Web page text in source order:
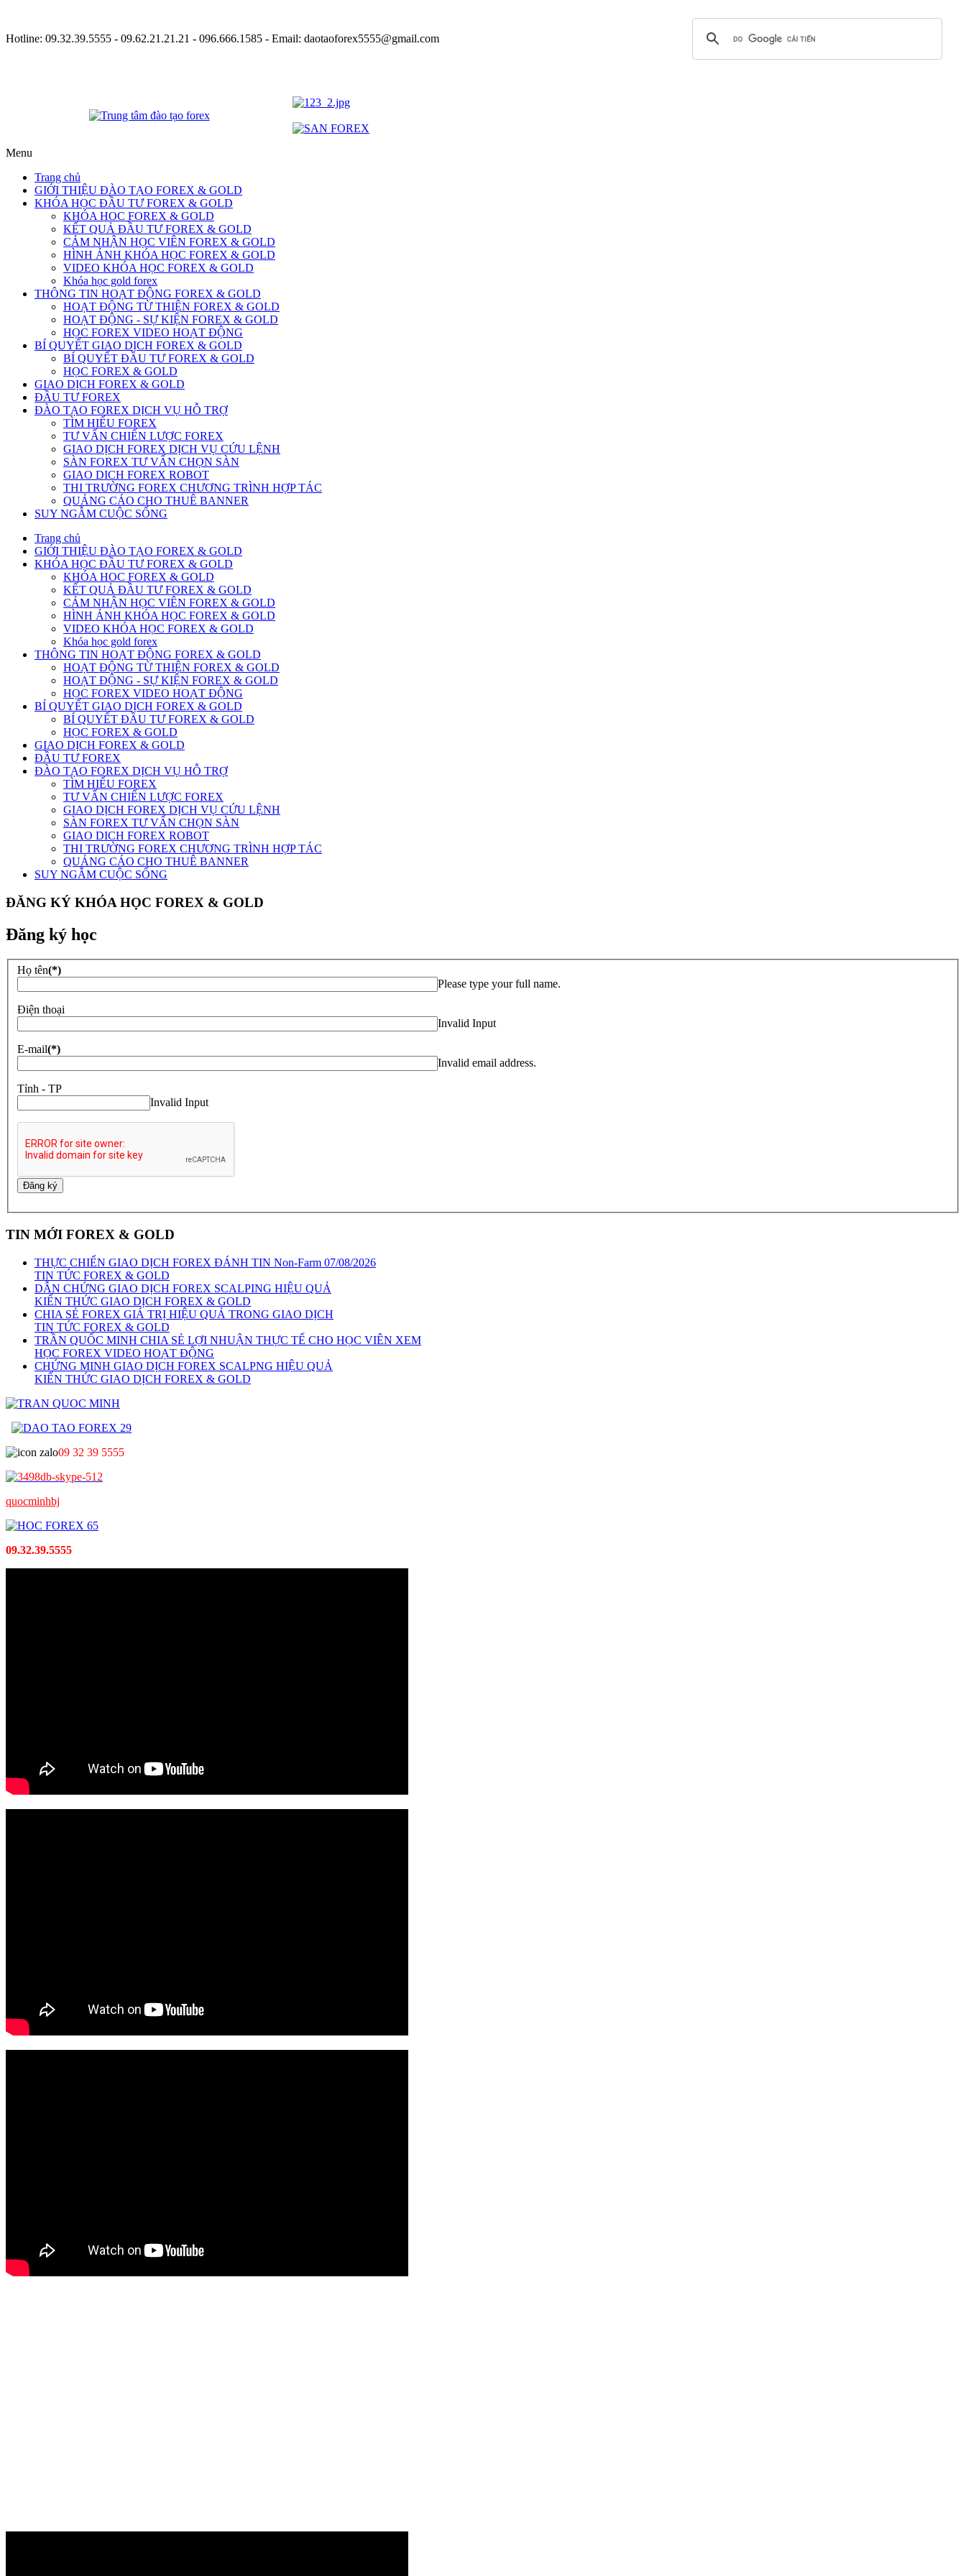
Hotline: 09.32.39.5555 - 09.62.21.21.21 - 096.666.1585 - Email: daotaoforex5555@gmail.com
Menu
Trang chủ
GIỚI THIỆU ĐÀO TẠO FOREX & GOLD
KHÓA HỌC ĐẦU TƯ FOREX & GOLD
KHÓA HOC FOREX & GOLD
KẾT QUẢ ĐẦU TƯ FOREX & GOLD
CẢM NHẬN HỌC VIÊN FOREX & GOLD
HÌNH ẢNH KHÓA HỌC FOREX & GOLD
VIDEO KHÓA HỌC FOREX & GOLD
Khóa học gold forex
THÔNG TIN HOẠT ĐỘNG FOREX & GOLD
HOẠT ĐỘNG TỪ THIỆN FOREX & GOLD
HOẠT ĐỘNG - SỰ KIỆN FOREX & GOLD
HỌC FOREX VIDEO HOẠT ĐỘNG
BÍ QUYẾT GIAO DỊCH FOREX & GOLD
BÍ QUYẾT ĐẦU TƯ FOREX & GOLD
HỌC FOREX & GOLD
GIAO DỊCH FOREX & GOLD
ĐẦU TƯ FOREX
ĐÀO TẠO FOREX DỊCH VỤ HỖ TRỢ
TÌM HIỂU FOREX
TƯ VẤN CHIẾN LƯỢC FOREX
GIAO DỊCH FOREX DỊCH VỤ CỨU LỆNH
SÀN FOREX TƯ VẤN CHỌN SÀN
GIAO DICH FOREX ROBOT
THI TRƯỜNG FOREX CHƯƠNG TRÌNH HỢP TÁC
QUẢNG CÁO CHO THUÊ BANNER
SUY NGẪM CUỘC SỐNG
Trang chủ
GIỚI THIỆU ĐÀO TẠO FOREX & GOLD
KHÓA HỌC ĐẦU TƯ FOREX & GOLD
KHÓA HOC FOREX & GOLD
KẾT QUẢ ĐẦU TƯ FOREX & GOLD
CẢM NHẬN HỌC VIÊN FOREX & GOLD
HÌNH ẢNH KHÓA HỌC FOREX & GOLD
VIDEO KHÓA HỌC FOREX & GOLD
Khóa học gold forex
THÔNG TIN HOẠT ĐỘNG FOREX & GOLD
HOẠT ĐỘNG TỪ THIỆN FOREX & GOLD
HOẠT ĐỘNG - SỰ KIỆN FOREX & GOLD
HỌC FOREX VIDEO HOẠT ĐỘNG
BÍ QUYẾT GIAO DỊCH FOREX & GOLD
BÍ QUYẾT ĐẦU TƯ FOREX & GOLD
HỌC FOREX & GOLD
GIAO DỊCH FOREX & GOLD
ĐẦU TƯ FOREX
ĐÀO TẠO FOREX DỊCH VỤ HỖ TRỢ
TÌM HIỂU FOREX
TƯ VẤN CHIẾN LƯỢC FOREX
GIAO DỊCH FOREX DỊCH VỤ CỨU LỆNH
SÀN FOREX TƯ VẤN CHỌN SÀN
GIAO DICH FOREX ROBOT
THI TRƯỜNG FOREX CHƯƠNG TRÌNH HỢP TÁC
QUẢNG CÁO CHO THUÊ BANNER
SUY NGẪM CUỘC SỐNG
ĐĂNG KÝ KHÓA HỌC FOREX & GOLD
Đăng ký học
Họ tên(*)
Please type your full name.
Điện thoại
Invalid Input
E-mail(*)
Invalid email address.
Tỉnh - TP
Invalid Input
TIN MỚI FOREX & GOLD
THỰC CHIẾN GIAO DỊCH FOREX ĐÁNH TIN Non-Farm 07/08/2026
TIN TỨC FOREX & GOLD
DẪN CHỨNG GIAO DỊCH FOREX SCALPING HIỆU QUẢ
KIẾN THỨC GIAO DỊCH FOREX & GOLD
CHIA SẺ FOREX GIÁ TRỊ HIỆU QUẢ TRONG GIAO DỊCH
TIN TỨC FOREX & GOLD
TRẦN QUỐC MINH CHIA SẺ LỢI NHUẬN THỰC TẾ CHO HỌC VIÊN XEM
HỌC FOREX VIDEO HOẠT ĐỘNG
CHỨNG MINH GIAO DỊCH FOREX SCALPNG HIỆU QUẢ
KIẾN THỨC GIAO DỊCH FOREX & GOLD
09 32 39 5555
quocminhbj
09.32.39.5555